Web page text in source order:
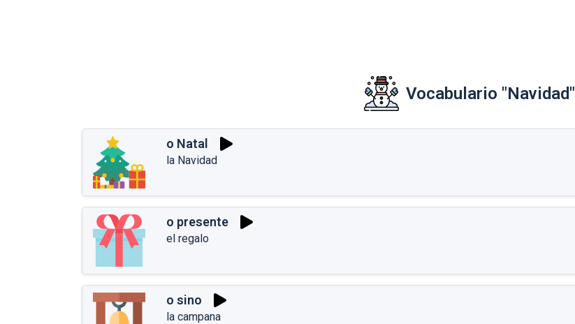
Vocabulario "Navidad"
o Natal
la Navidad
o presente
el regalo
o sino
la campana